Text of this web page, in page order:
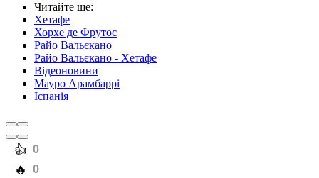
Читайте ще:
Хетафе
Хорхе де Фрутос
Райо Вальєкано
Райо Вальєкано - Хетафе
Відеоновини
Мауро Арамбаррі
Іспанія
️👍 0
️🔥 0